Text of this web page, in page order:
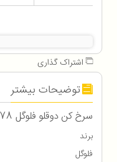
اشتراک گذاری
توضیحات بیشتر
سرخ کن دوقلو فلوگل AF768-6178
برند
فلوگل